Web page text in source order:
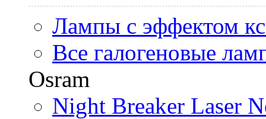
Лампы с эффектом
Все галогеновые
Osram
Night Breaker Laser